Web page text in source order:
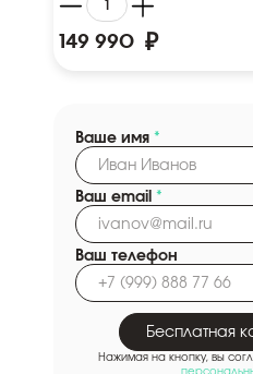
149 990 ₽
Ваше имя *
Ваш email *
Ваш телефон
Бесплатная
Нажимая на кнопку, вы